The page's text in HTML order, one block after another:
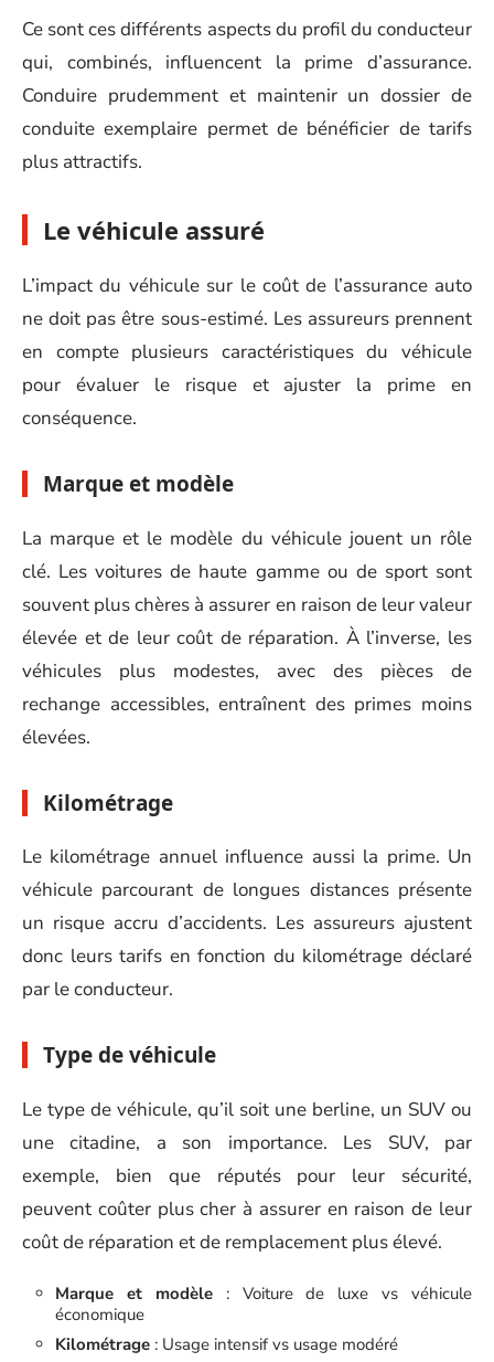
Ce sont ces différents aspects du profil du conducteur
qui, combinés, influencent la prime d’assurance.
Conduire prudemment et maintenir un dossier de
conduite exemplaire permet de bénéficier de tarifs
plus attractifs.
Le véhicule assuré
L’impact du véhicule sur le coût de l’assurance auto
ne doit pas être sous-estimé. Les assureurs prennent
en compte plusieurs caractéristiques du véhicule
pour évaluer le risque et ajuster la prime en
conséquence.
Marque et modèle
La marque et le modèle du véhicule jouent un rôle
clé. Les voitures de haute gamme ou de sport sont
souvent plus chères à assurer en raison de leur valeur
élevée et de leur coût de réparation. À l’inverse, les
véhicules plus modestes, avec des pièces de
rechange accessibles, entraînent des primes moins
élevées.
Kilométrage
Le kilométrage annuel influence aussi la prime. Un
véhicule parcourant de longues distances présente
un risque accru d’accidents. Les assureurs ajustent
donc leurs tarifs en fonction du kilométrage déclaré
par le conducteur.
Type de véhicule
Le type de véhicule, qu’il soit une berline, un SUV ou
une citadine, a son importance. Les SUV, par
exemple, bien que réputés pour leur sécurité,
peuvent coûter plus cher à assurer en raison de leur
coût de réparation et de remplacement plus élevé.
Marque et modèle: Voiture de luxe vs véhicule
économique
Kilométrage : Usage intensif vs usage modéré